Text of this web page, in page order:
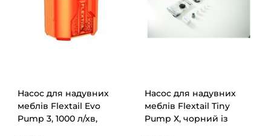
Насос для надувних
меблів Flextail Evo
Pump 3, 1000 л/хв,
Насос для надувних
меблів Flextail Tiny
Pump Х, чорний із